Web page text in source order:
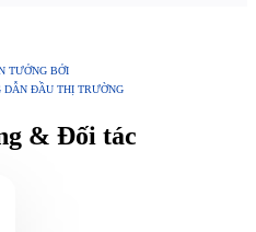
TƯỞNG BỞI
DẪN ĐẦU THỊ TRƯỜNG
& Đối tác